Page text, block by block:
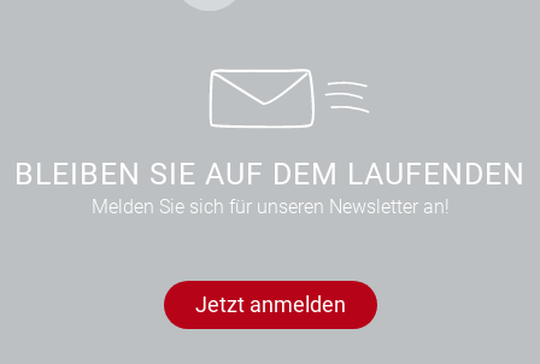
BLEIBEN SIE AUF DEM LAUFENDEN
Melden Sie sich für unseren Newsletter an!
Jetzt anmelden